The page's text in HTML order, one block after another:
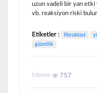
uzun vadeli bir yan etki
vb. reaksiyon riski
Etiketler : fibroblast
güzellik
İzleme 757